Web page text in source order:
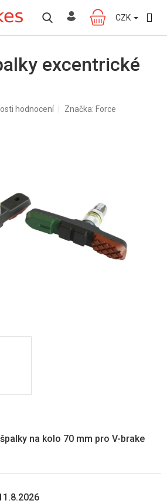
NÁKUPNÍ
KOŠÍK
CZK
excentrické
hodnocení Značka: Force
na kolo 70 mm pro V-brake